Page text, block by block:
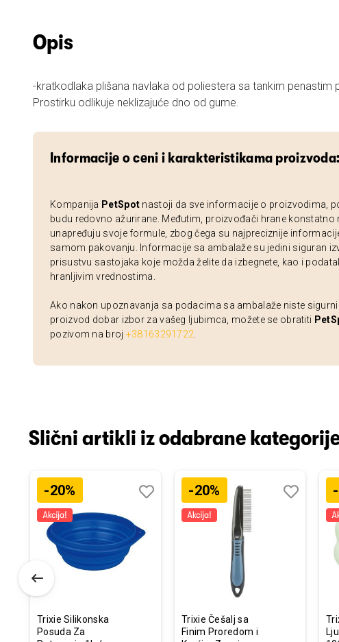
Opis
-kratkodlaka plišana navlaka od poliestera sa tankim penastim
Prostirku odlikuje neklizajuće dno od gume.
Informacije o ceni i karakteristikama proizvoda:
Kompanija PetSpot nastoji da sve informacije o proizvodima,
budu redovno ažurirane. Međutim, proizvođači hrane konstatno
unapređuju svoje formule, zbog čega su najpreciznije
samom pakovanju. Informacije sa ambalaže su jedini siguran
prisustvu sastojaka koje možda želite da izbegnete, kao i
hranljivim vrednostima.
Ako nakon upoznavanja sa podacima sa ambalaže niste sigurni
proizvod dobar izbor za vašeg ljubimca, možete se obratiti
pozivom na broj +38163291722
Slični artikli iz odabrane
-20%
Trixie Silikonska
Posuda Za
listu
želja
-20%
Trixie Češalj sa
Finim Proredom i